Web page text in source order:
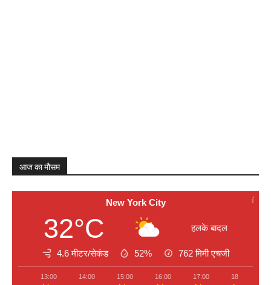
आज का मौसम
New York City
32°C हलके बादल
4.6 मीटर/सेकंड 52% 762मिमी एचजी
13:00 14:00 15:00 16:00 17:00 18:00